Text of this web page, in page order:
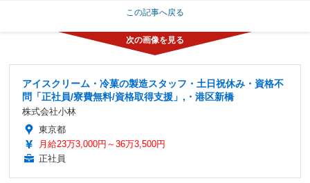
この記事へ戻る
アイスクリーム・冷菓の製造スタッフ・土日祝休み・資格不
問「正社員/寮費無料/資格取得支援」,・港区新橋
株式会社小林
東京都
月給23万3,000円～36万3,500円
正社員